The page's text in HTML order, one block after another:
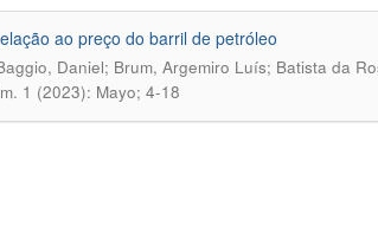
ao preço do barril de petróleo
Daniel; Brum, Argemiro Luís; Batista da
1 (2023): Mayo; 4-18